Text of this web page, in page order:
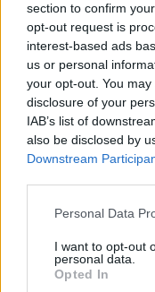
section to confirm
opt-out request is
interest-based ads
us or personal
your opt-out. You
disclosure of your
IAB’s list of
also be disclosed by
Downstream
Please note that this
not limited to your
grant or deny
use your data for
Personal Data
I want to opt-out
personal data.
Opted In
i
Su
345
da